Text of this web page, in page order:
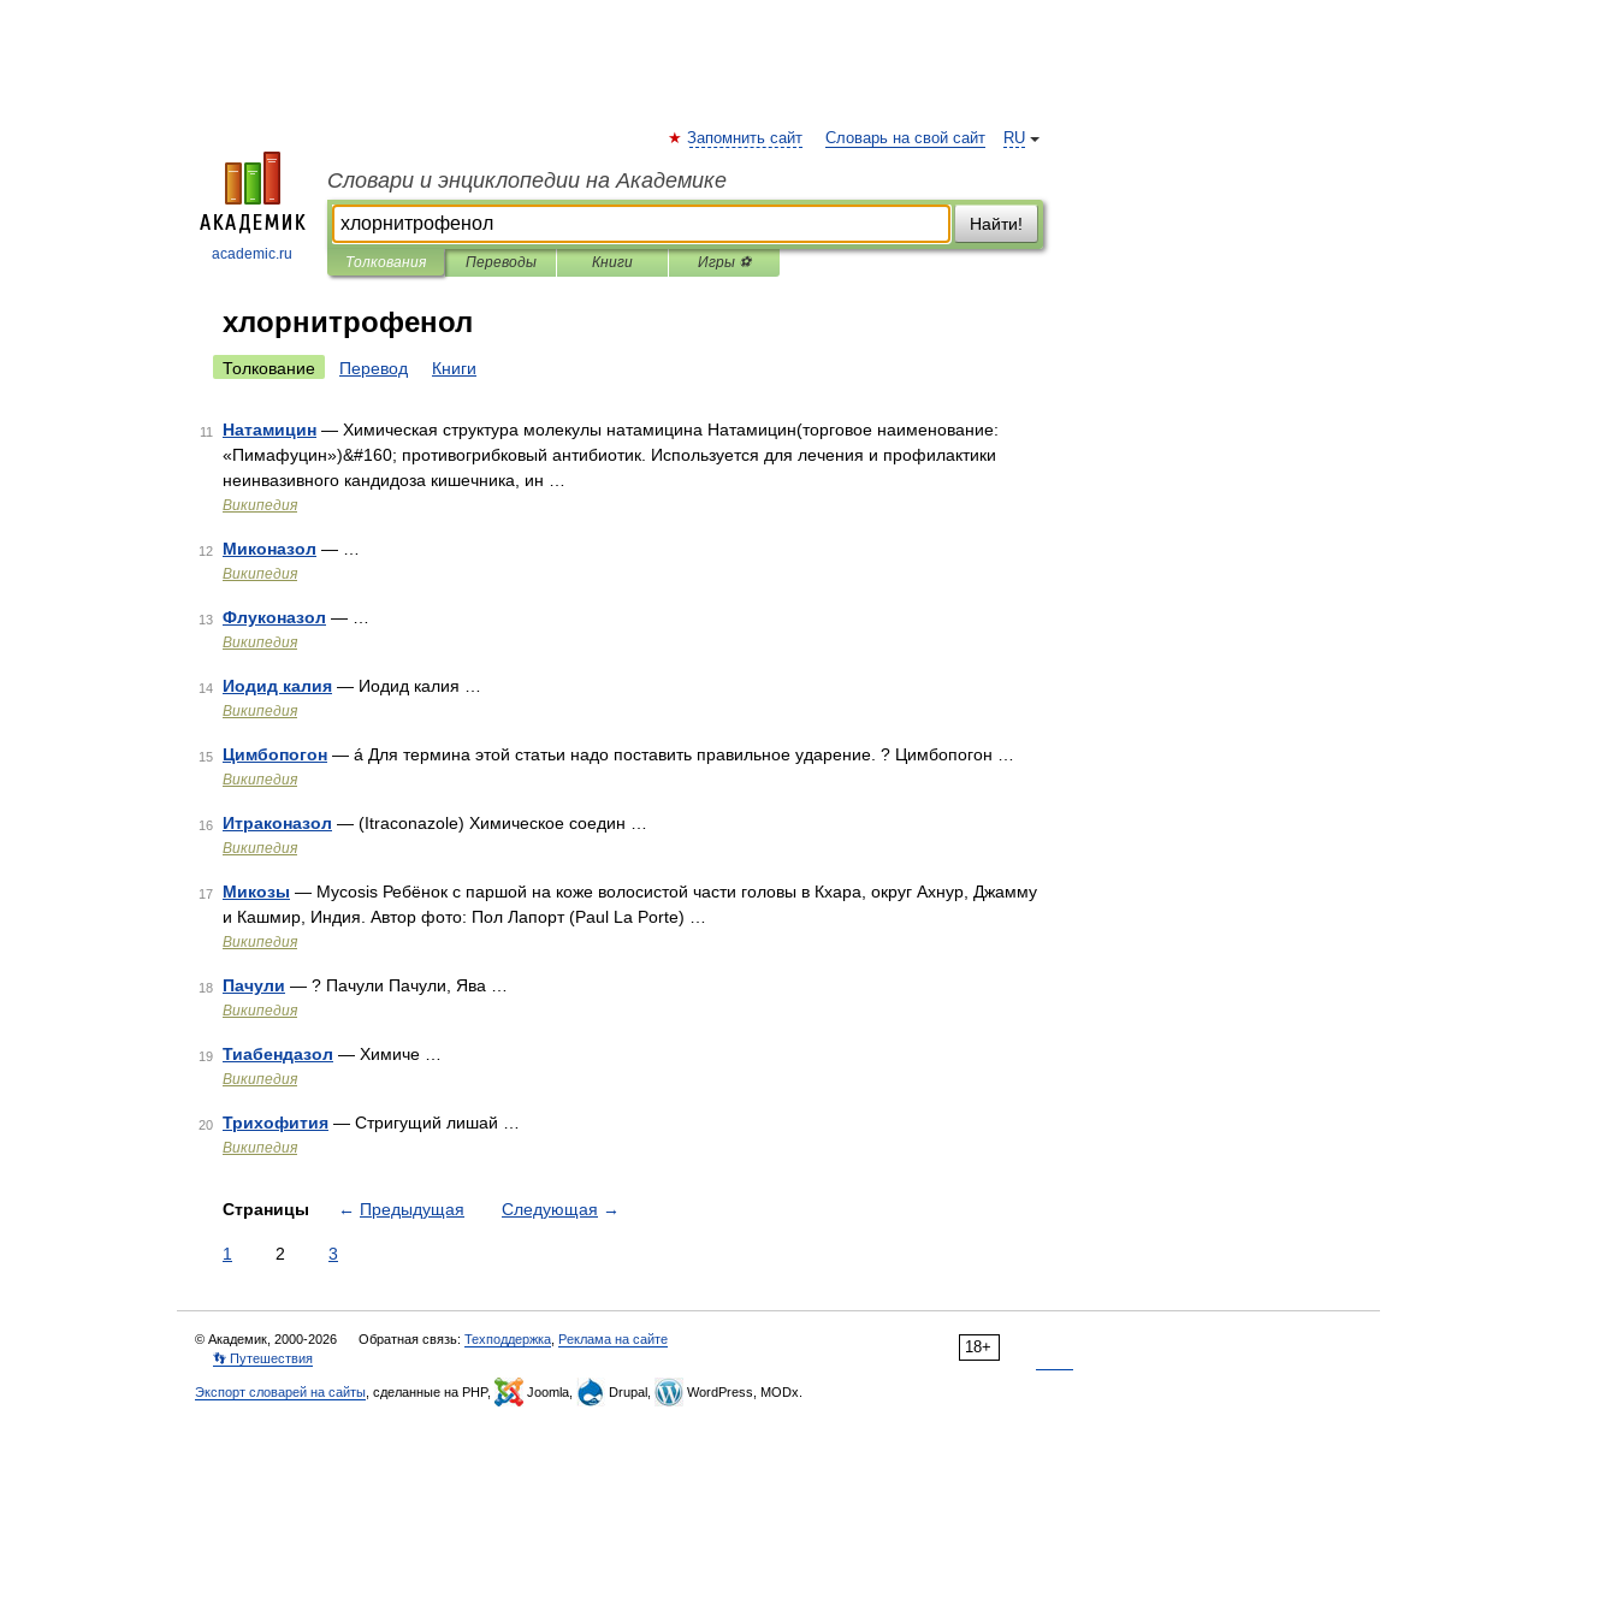
academic.ru
RU
Запомнить сайт Словарь на свой сайт
Словари и энциклопедии на Академике
Найти!
Толкования Переводы Книги Игры ⚽
хлорнитрофенол
Толкование Перевод Книги
11 Натамицин — Химическая структура молекулы натамицина Натамицин(торговое наименование:
«Пимафуцин»)&#160; противогрибковый антибиотик. Используется для лечения и профилактики
неинвазивного кандидоза кишечника, ин …
Википедия
12 Миконазол — …
Википедия
13 Флуконазол — …
Википедия
14 Иодид калия — Иодид калия …
Википедия
15 Цимбопогон — á Для термина этой статьи надо поставить правильное ударение. ? Цимбопогон …
Википедия
16 Итраконазол — (Itraconazole) Химическое соедин …
Википедия
17 Микозы — Mycosis Ребёнок с паршой на коже волосистой части головы в Кхара, округ Ахнур, Джамму
и Кашмир, Индия. Автор фото: Пол Лапорт (Paul La Porte) …
Википедия
18 Пачули — ? Пачули Пачули, Ява …
Википедия
19 Тиабендазол — Химиче …
Википедия
20 Трихофития — Стригущий лишай …
Википедия
Страницы ← Предыдущая Следующая →
1 2 3
18+
© Академик, 2000-2026 Обратная связь: Техподдержка Реклама на сайте
👣 Путешествия
Экспорт словарей на сайты , сделанные на PHP, Joomla, Drupal, WordPress, MODx.